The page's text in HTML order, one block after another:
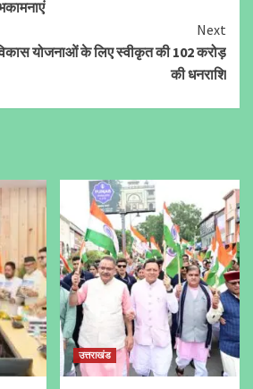
Next
योजनाओं के लिए स्वीकृत की 102 करोड़
की धनराशि
उत्तराखंड